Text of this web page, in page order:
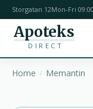
Storgatan 12Mon-Fri
Apoteks
DIRECT
Home Memantin